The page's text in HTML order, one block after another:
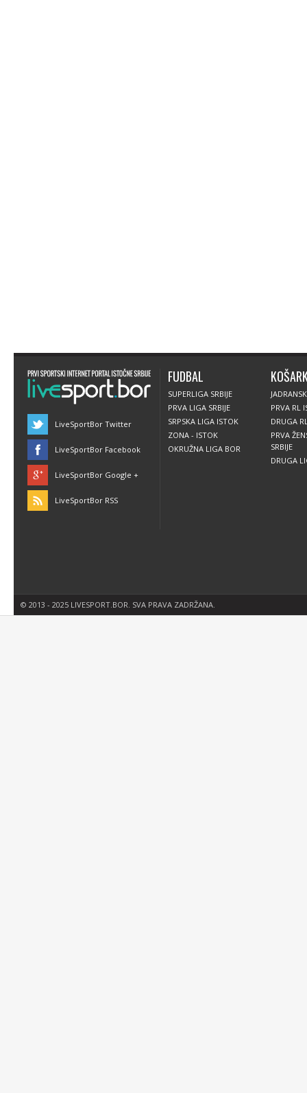
LiveSportBor Twitter
LiveSportBor Facebook
LiveSportBor Google +
LiveSportBor RSS
FUDBAL
SUPERLIGA SRBIJE
PRVA LIGA SRBIJE
SRPSKA LIGA ISTOK
ZONA - ISTOK
OKRUŽNA LIGA BOR
PRVA RL
DRUGA
PRVA
SRBIJE
DRUGA
© 2013 - 2025 LIVESPORT.BOR. SVA PRAVA ZADRŽANA.